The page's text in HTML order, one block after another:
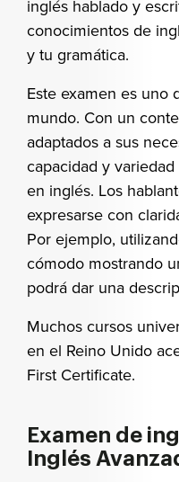
inglés hablado y
conocimientos de
y tu gramática.
Este examen es uno
mundo. Con un
adaptados a sus
capacidad y
en inglés. Los
expresarse con
Por ejemplo,
cómodo mostrando
podrá dar una
Muchos cursos
en el Reino Unido
First Certificate.
Examen de
Inglés